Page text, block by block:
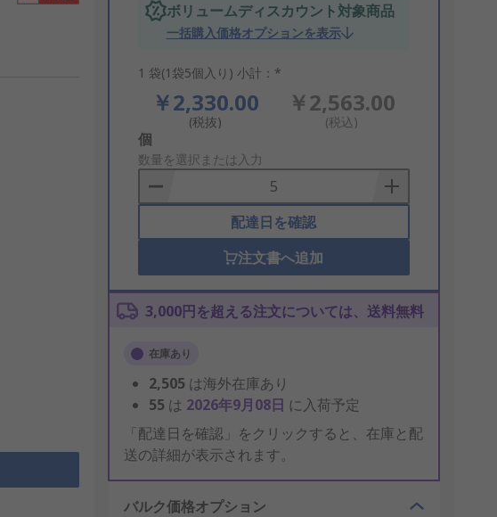
ボリュームディスカウント対象商品
一括購入価格オプションを表示
1 袋(1袋5個入り) 小計：*
￥2,330.00
(税抜)
￥2,563.00
(税込)
Add
to
Basket
個
数量を選択または入力
配達日を確認
注文書へ追加
3,000円を超える注文については、送料無料
在庫あり
2,505 は海外在庫あり
55 は 2026年9月08日 に入荷予定
「配達日を確認」をクリックすると、在庫と配
送の詳細が表示されます。
バルク価格オプション